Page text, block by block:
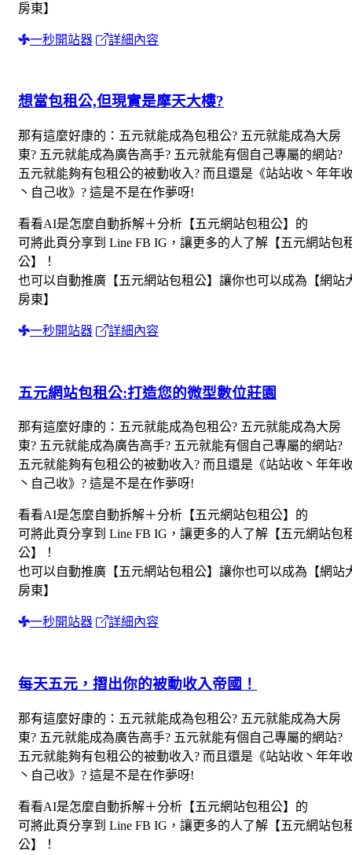
房東】
一秒開站器 詳細內容
想當包租公,但現實是摩天大樓?
那有這麼好康的：五元就能成為包租公? 五元就能成為大房
東? 五元就能成為廣告高手? 五元就能有個自己專屬的網站?
五元就能夠有包租公的被動收入? 而且還是《站站收丶年年
丶自己收》? 這是不是在作夢呀!
看看AI是怎麼自動拆解＋分析【五元網站包租公】的
可將此頁分享到 Line FB IG，讓更多的人了解【五元網站包
公】！
也可以自動推廣【五元網站包租公】讓你也可以成為【網站
房東】
一秒開站器 詳細內容
五元網站包租公:打造您的微型數位莊園
那有這麼好康的：五元就能成為包租公? 五元就能成為大房
東? 五元就能成為廣告高手? 五元就能有個自己專屬的網站?
五元就能夠有包租公的被動收入? 而且還是《站站收丶年年
丶自己收》? 這是不是在作夢呀!
看看AI是怎麼自動拆解＋分析【五元網站包租公】的
可將此頁分享到 Line FB IG，讓更多的人了解【五元網站包
公】！
也可以自動推廣【五元網站包租公】讓你也可以成為【網站
房東】
一秒開站器 詳細內容
每天五元，摺出你的被動收入帝國！
那有這麼好康的：五元就能成為包租公? 五元就能成為大房
東? 五元就能成為廣告高手? 五元就能有個自己專屬的網站?
五元就能夠有包租公的被動收入? 而且還是《站站收丶年年
丶自己收》? 這是不是在作夢呀!
看看AI是怎麼自動拆解＋分析【五元網站包租公】的
可將此頁分享到 Line FB IG，讓更多的人了解【五元網站包
公】！